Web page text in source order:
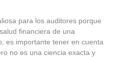
para los auditores porque
financiera de una
es importante tener en cuenta
no es una ciencia exacta y